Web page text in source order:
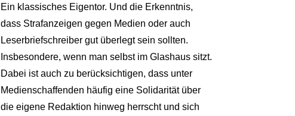
Ein klassisches Eigentor. Und die Erkenntnis,
dass Strafanzeigen gegen Medien oder auch
Leserbriefschreiber gut überlegt sein sollten.
Insbesondere, wenn man selbst im Glashaus sitzt.
Dabei ist auch zu berücksichtigen, dass unter
Medienschaffenden häufig eine Solidarität über
die eigene Redaktion hinweg herrscht und sich